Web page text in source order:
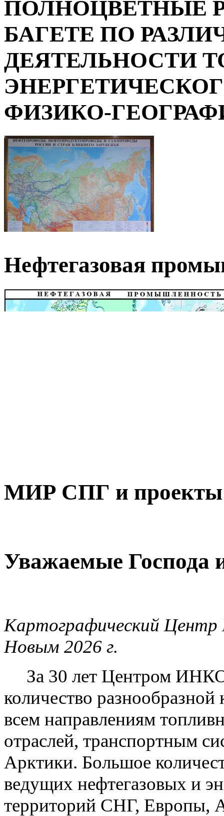
ПОЛНОЦВЕТНЫЕ
БАГЕТЕ ПО
ДЕЯТЕЛЬНОСТИ
ФИЗИКО-
Нефтегазовая
МИР СПГ и проекты
Уважаемые Господа
Картографический
Новым 2026 г.
За 30 лет Центром
количество
всем направлениям
отраслей, транспортным
Арктики. Большое
ведущих нефтегазовых и
территорий СНГ, Европы,